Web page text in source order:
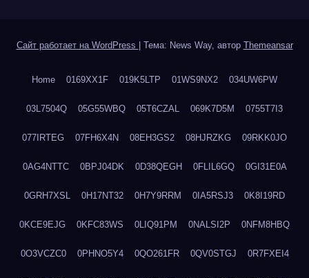
Сайт работает на WordPress Тема: News Way, автор Themeansar
Home 0169XX1F 019K5LTP 01WS9NX2 034UW6PW
03L7504Q 05G55WBQ 05T6CZAL 069K7D5M 0755T7I3
077IRTEG 07FH6X4N 08EH3GS2 08HJRZKG 09RKK0JO
0AG4NTTC 0BPJ04DK 0D38QEGH 0FLIL6GQ 0GI31E0A
0GRH7XSL 0H17NT32 0H7Y9RRM 0IA5RSJ3 0K8I19RD
0KCE9EJG 0KFC83WS 0LIQ91PM 0NALSI2P 0NFM8HBQ
0O3VCZC0 0PHNO5Y4 0QO261FR 0QV0STGJ 0R7FXEI4